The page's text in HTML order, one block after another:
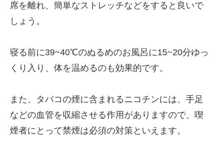
席を離れ、簡単なストレッチなどをすると良いで
しょう。
寝る前に39~40℃のぬるめのお風呂に15~20分ゆっ
くり入り、体を温めるのも効果的です。
また、タバコの煙に含まれるニコチンには、手足
などの血管を収縮させる作用がありますので、喫
煙者にとって禁煙は必須の対策といえます。